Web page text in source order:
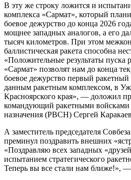
В эту же строку ложится и
комплекса «Сармат», который
боевое дежурство до конца 2026
мощнее западных аналогов, а его
тысяч километров. При этом
баллистическая ракета способна
«Положительные результаты пуска
«Сармат» позволят нам до конца
боевое дежурство первый
данным ракетным комплексом, в
Красноярского края», — доложил
командующий ракетными войсками
назначения (РВСН) Сергей
А заместитель председателя
преминул поздравить внешних
«Поздравляю всех западных
испытанием стратегического
Теперь вы все стали нам ближе!»,